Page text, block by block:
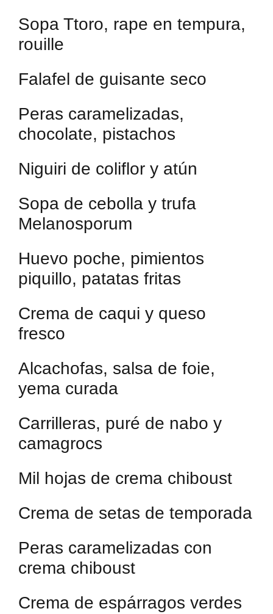
Sopa Ttoro, rape en tempura,
rouille
Falafel de guisante seco
Peras caramelizadas,
chocolate, pistachos
Niguiri de coliflor y atún
Sopa de cebolla y trufa
Melanosporum
Huevo poche, pimientos
piquillo, patatas fritas
Crema de caqui y queso
fresco
Alcachofas, salsa de foie,
yema curada
Carrilleras, puré de nabo y
camagrocs
Mil hojas de crema chiboust
Crema de setas de temporada
Peras caramelizadas con
crema chiboust
Crema de espárragos verdes